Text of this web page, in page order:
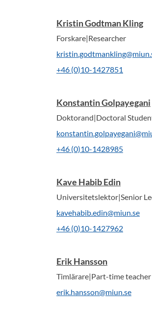
Kristin Godtman Kling
Forskare|Researcher
+46 (0)10-1427851
Konstantin Golpayegani
Doktorand|Doctoral
+46 (0)10-1428985
Kave Habib Edin
Universitetslektor|Senior
kavehabib.edin@miun.se
+46 (0)10-1427962
Erik Hansson
Timlärare|Part-time teacher
erik.hansson@miun.se